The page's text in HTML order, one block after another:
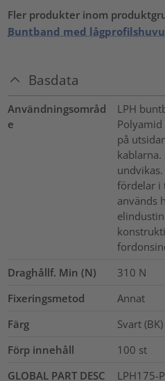
Fler produkter inom
Buntband med
Basdata
Användningsområd
e
LPH
på
kablarna.
fördelar i
används
Draghållf. Min (N)
310 N
Fixeringsmetod
Annat
Färg
Svart (BK)
Förp innehåll
100 st
GLOBAL PART DESC
LPH175-